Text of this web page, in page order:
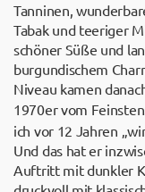
Tanninen,
Tabak und teeriger
schöner Süße und
burgundischem
Niveau kamen
1970er vom
ich vor 12 Jahren
Und das hat er
Auftritt mit dunkler